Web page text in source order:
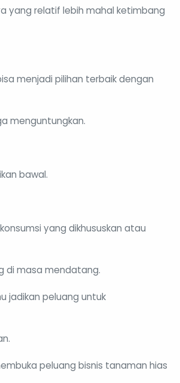
yang relatif lebih mahal ketimbang
menjadi pilihan terbaik dengan
menguntungkan.
bawal.
yang dikhususkan atau
di masa mendatang.
jadikan peluang untuk
peluang bisnis tanaman hias